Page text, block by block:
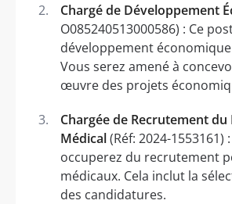
Chargé de Développement
O085240513000586) : Ce
développement économique
Vous serez amené à
œuvre des projets
Chargée de Recrutement du
Médical(Réf: 2024-1553161)
occuperez du recrutement
médicaux. Cela inclut la
des candidatures.